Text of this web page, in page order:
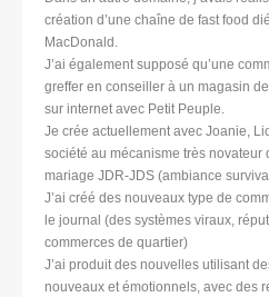
création d’une chaîne de fast food
MacDonald.
J’ai également supposé qu’une
greffer en conseiller à un magasin
sur internet avec Petit Peuple.
Je crée actuellement avec Joanie,
société au mécanisme très
mariage JDR-JDS (ambiance
J’ai créé des nouveaux type de
le journal (des systèmes viraux,
commerces de quartier)
J’ai produit des nouvelles utilisant
nouveaux et émotionnels, avec des